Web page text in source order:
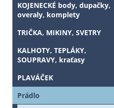
KOJENECKÉ body, dupačky,
overaly, komplety
TRIČKA, MIKINY, SVETRY
KALHOTY, TEPLÁKY,
SOUPRAVY, kraťasy
PLAVÁČEK
Prádlo